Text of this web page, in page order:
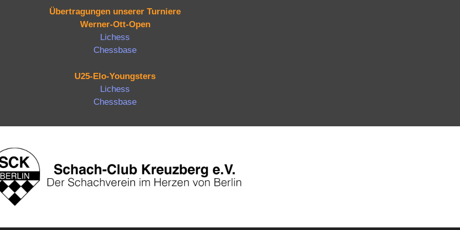
Übertragungen unserer Turniere
Werner-Ott-Open
Lichess
Chessbase
U25-Elo-Youngsters
Lichess
Chessbase